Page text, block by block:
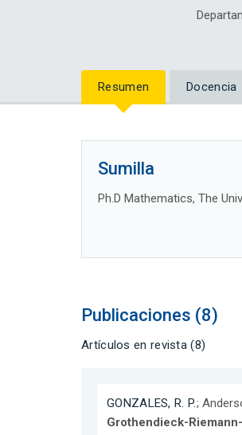
Resumen Docencia
Sumilla
Ph.D Mathematics, The
Publicaciones (8)
Artículos en revista (8)
GONZALES, R. P.;
Grothendieck-